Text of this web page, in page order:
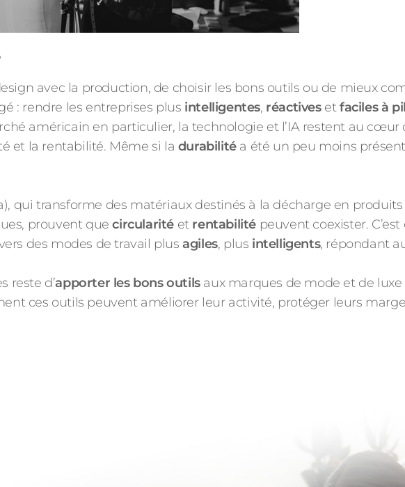
avec la production, de choisir les bons outils ou de mieux
: rendre les entreprises plus intelligentes, réactivesetfaciles à
américain en particulier, la technologie et l’IA restent au cœur
et la rentabilité. Même si la durabilitéa été un peu moins
qui transforme des matériaux destinés à la décharge en produits
prouvent quecircularité et rentabilité peuvent coexister.
des modes de travail plusagiles, plus intelligents, répondant
reste d’apporter les bons outilsaux marques de mode et de luxe
ces outils peuvent améliorer leur activité, protéger leurs